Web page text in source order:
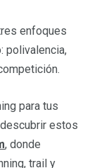
enfoques
polivalencia,
para tus
estos
, donde
trail y